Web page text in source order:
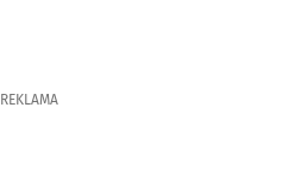
REKLAMA